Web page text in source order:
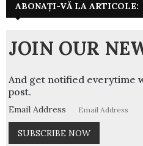
ABONAȚI-VĂ LA ARTICOLE:
JOIN OUR
And get notified everytime
post.
Email Address